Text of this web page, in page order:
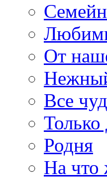
От
Все
Только
Родня
На что